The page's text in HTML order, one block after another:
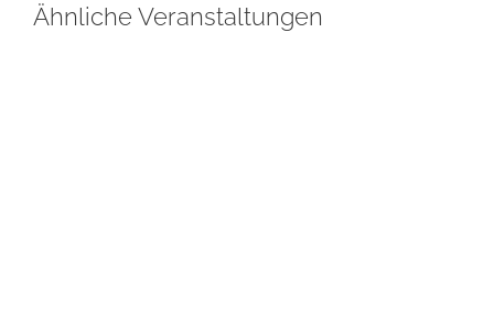
Ähnliche Veranstaltungen